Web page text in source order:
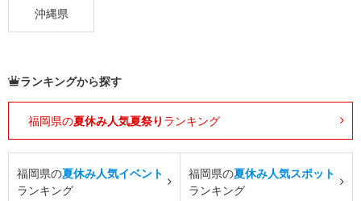
沖縄県
ランキングから探す
福岡県の夏休み人気夏祭り ランキング
福岡県の夏休み人気イベント
ランキング
福岡県の夏休み人気スポット
ランキング